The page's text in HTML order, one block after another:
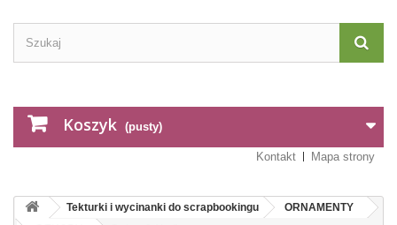
Koszyk (pusty)
Kontakt Mapa strony
Tekturki i wycinanki do scrapbookingu
ORNAMENTY